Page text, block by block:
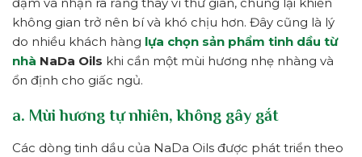
không gian trở nên bí và khó chịu hơn. Đây cũng là lý
do nhiều khách hàng lựa chọn sản phẩm tinh dầu từ
nhà NaDa Oils khi cần một mùi hương nhẹ nhàng và
ổn định cho giấc ngủ.
a. Mùi hương tự nhiên, không gây gắt
Các dòng tinh dầu của NaDa Oils được phát triển theo